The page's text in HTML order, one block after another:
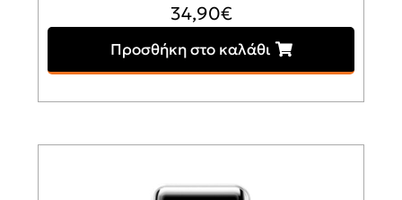
34,90€
Προσθήκη στο καλάθι